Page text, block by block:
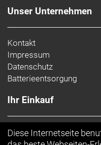
winkelverstellbarer
verstellbare Geometrie,
Hebelverhältnis, 34,9
Boost148, 12-mm-
Rahmengröße: L
Rahmenmaterial:
Käfig
Anzahl Gänge: 1
Unser Unternehmen
Kontakt
Impressum
Datenschutz
Batterieentsorgung
Ihr Einkauf
AGB
Diese Internetseite